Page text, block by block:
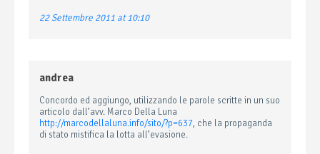
22 Settembre 2011 at 10:10
andrea
Concordo ed aggiungo, utilizzando le parole scritte in un suo
articolo dall’avv. Marco Della Luna
http://marcodellaluna.info/sito/?p=637, che la propaganda
di stato mistifica la lotta all’evasione.